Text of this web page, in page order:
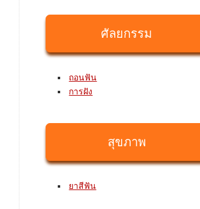
ศัลยกรรม
ถอนฟัน
การฝัง
สุขภาพ
ยาสีฟัน